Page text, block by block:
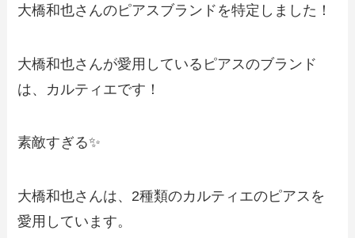
大橋和也さんのピアスブランドを特定しました！
大橋和也さんが愛用しているピアスのブランド
は、カルティエです！
素敵すぎる✨
大橋和也さんは、2種類のカルティエのピアスを
愛用しています。